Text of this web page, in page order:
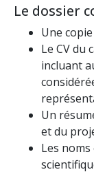
Le dossier
Une
Le CV du
incluant
Un
et du
Les